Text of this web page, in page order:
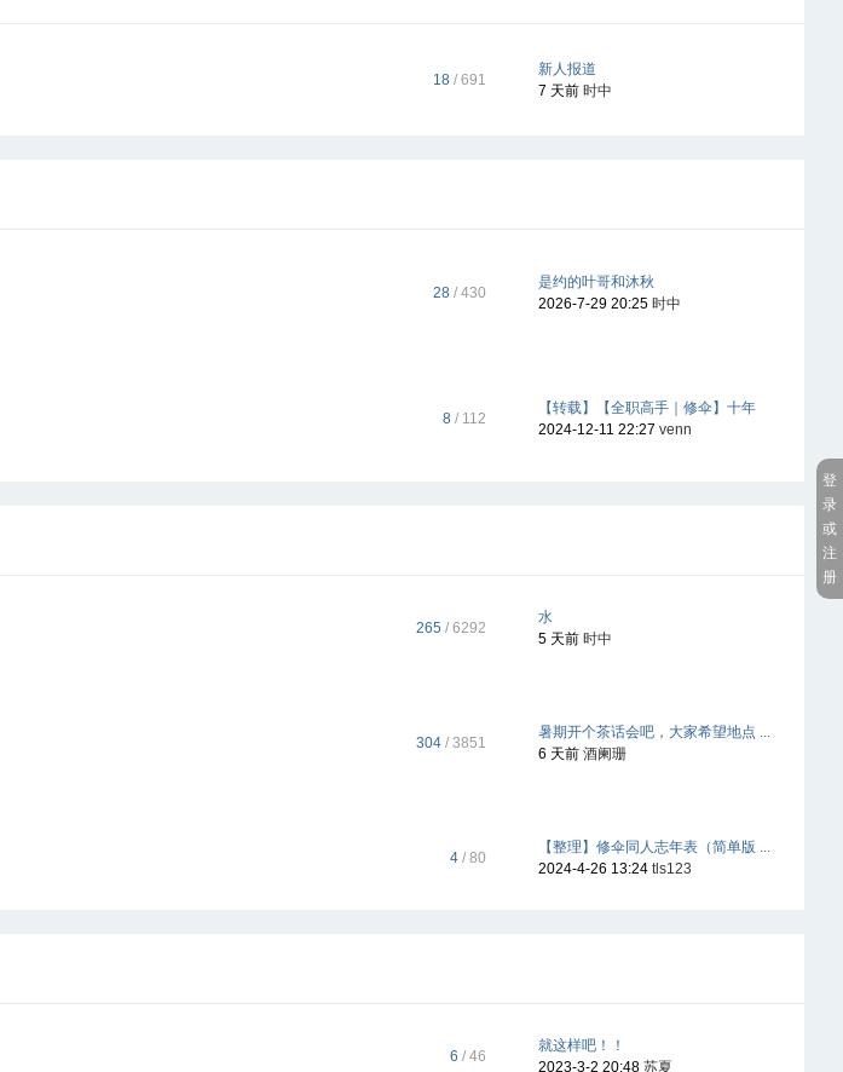
18 / 691
新人报道
7 天前 时中
28 / 430
是约的叶哥和沐秋
2026-7-29 20:25 时中
8 / 112
【转载】【全职高手｜修伞】十年
2024-12-11 22:27 venn
265 / 6292
水
5 天前 时中
304 / 3851
暑期开个茶话会吧，大家希望地点 ...
6 天前 酒阑珊
4 / 80
【整理】修伞同人志年表（简单版 ...
2024-4-26 13:24 tls123
6 / 46
就这样吧！！
2023-3-2 20:48 苏夏
登
录
或
注
册